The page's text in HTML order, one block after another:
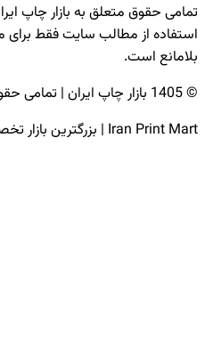
تمامی حقوق متعلق به بازار چاپ
استفاده از مطالب سایت فقط برای
بلامانع است.
© 1405 بازار چاپ ایران | تمامی حقوق محفوظ است
Iran Print Mart | بزرگترین بازار تخصصی چاپ ایران